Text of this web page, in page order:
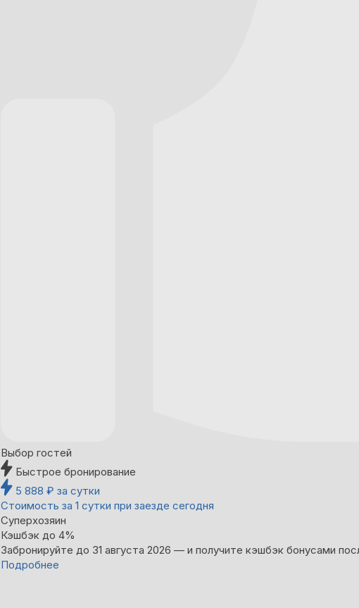
Выбор гостей
Быстрое бронирование
5 888 ₽ за сутки
Стоимость за 1 сутки при заезде сегодня
Суперхозяин
Кэшбэк до 4%
Забронируйте до 31 августа 2026 — и получите кэшбэк бонусами
Подробнее